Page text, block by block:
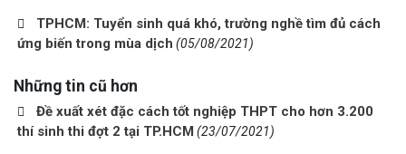
TPHCM: Tuyển sinh quá khó, trường nghề tìm đủ cách
ứng biến trong mùa dịch (05/08/2021)
Những tin cũ hơn
Đề xuất xét đặc cách tốt nghiệp THPT cho hơn 3.200
thí sinh thi đợt 2 tại TP.HCM (23/07/2021)